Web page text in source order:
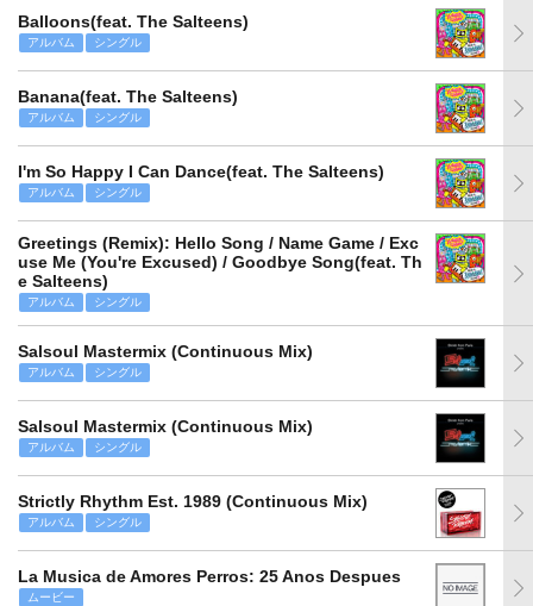
Balloons(feat. The Salteens)
アルバム シングル
Banana(feat. The Salteens)
アルバム シングル
I'm So Happy I Can Dance(feat. The Salteens)
アルバム シングル
Greetings (Remix): Hello Song / Name Game / Exc
use Me (You're Excused) / Goodbye Song(feat. Th
e Salteens)
アルバム シングル
Salsoul Mastermix (Continuous Mix)
アルバム シングル
Salsoul Mastermix (Continuous Mix)
アルバム シングル
Strictly Rhythm Est. 1989 (Continuous Mix)
アルバム シングル
La Musica de Amores Perros: 25 Anos Despues
ムービー